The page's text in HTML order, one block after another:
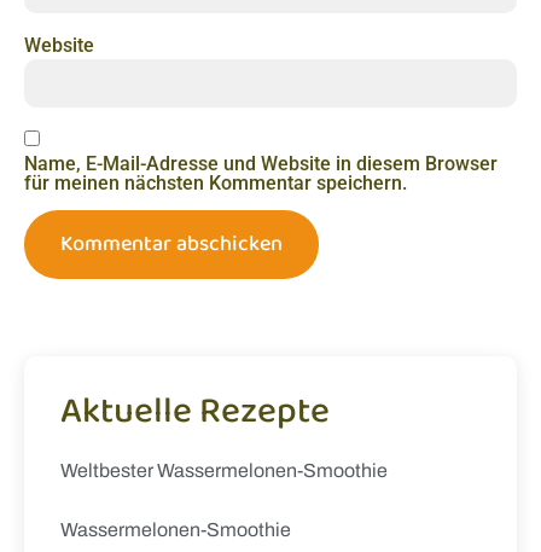
Website
Name, E-Mail-Adresse und Website in diesem Browser
für meinen nächsten Kommentar speichern.
Aktuelle Rezepte
Weltbester Wassermelonen-Smoothie
Wassermelonen-Smoothie